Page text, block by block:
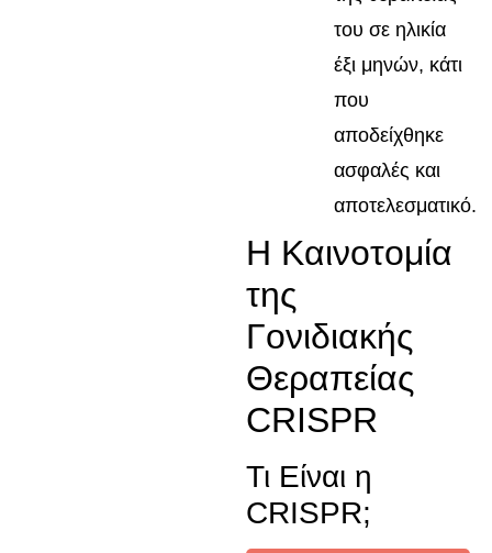
του σε ηλικία
έξι μηνών, κάτι
που
αποδείχθηκε
ασφαλές και
αποτελεσματικό.
Η Καινοτομία
της
Γονιδιακής
Θεραπείας
CRISPR
Τι Είναι η
CRISPR;